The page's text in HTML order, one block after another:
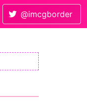
@imcgborder